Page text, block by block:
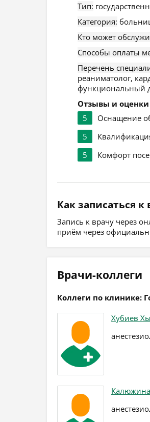
Тип:
Категория:
Кто может
Способы оплаты
Перечень
реаниматолог,
функциональный
Отзывы и
5
Оснащение
5
5
Комфорт
Как записаться
Запись к врачу через
приём через
Врачи-коллеги
Коллеги по клинике:
Хубиев